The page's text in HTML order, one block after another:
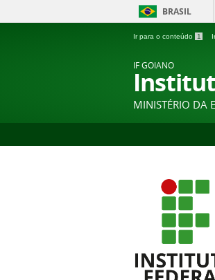
BRASIL
Ir para o conteúdo 1
IF GOIANO
MINISTÉRIO DA